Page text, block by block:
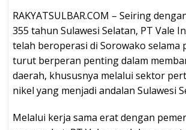
RAKYATSULBAR.COM – Seiring
355 tahun Sulawesi Selatan, PT Vale
telah beroperasi di Sorowako selama
turut berperan penting dalam
daerah, khususnya melalui sektor
nikel yang menjadi andalan Sulawesi
Melalui kerja sama erat dengan